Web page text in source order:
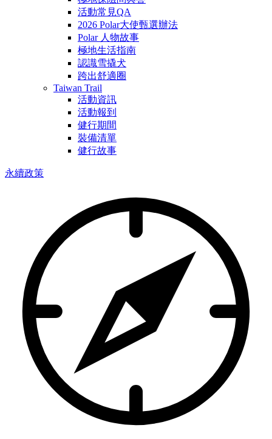
活動常見QA
2026 Polar大使甄選辦法
Polar 人物故事
極地生活指南
認識雪撬犬
跨出舒適圈
Taiwan Trail
活動資訊
活動報到
健行期間
裝備清單
健行故事
永續政策